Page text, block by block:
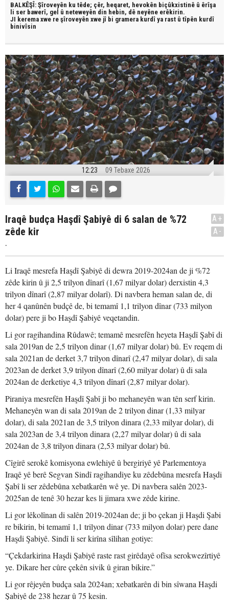
BALKÊŞÎ: Şîroveyên ku têde; çêr, heqaret, hevokên biçûkxistinê û êrîşa
li ser bawerî, gel û neteweyên din hebin, dê neyêne erêkirin.
JI kerema xwe re şîroveyên xwe jî bi gramera kurdî ya rast û tîpên kurdî
binivîsin
12:23 09 Tebaxe 2026
Iraqê budça Haşdî Şabiyê di 6 salan de %72
zêde kir
.
A+
A-
Li Iraqê mesrefa Haşdî Şabiyê di dewra 2019-2024an de ji %72
zêde kirin û ji 2,5 trilyon dînarî (1,67 milyar dolar) derxistin 4,3
trilyon dînarî (2,87 milyar dolarî). Di navbera heman salan de, di
her 4 qanûnên budçê de, bi temamî 1,1 trilyon dînar (733 milyon
dolar) pere ji bo Haşdî Şabiyê veqetandin.
Li gor ragihandina Rûdawê; temamê mesrefên heyeta Haşdî Şabî di
sala 2019an de 2,5 trilyon dinar (1,67 milyar dolar) bû. Ev reqem di
sala 2021an de derket 3,7 trilyon dînarî (2,47 milyar dolar), di sala
2023an de derket 3,9 trilyon dînarî (2,60 milyar dolar) û di sala
2024an de derketiye 4,3 trilyon dînarî (2,87 milyar dolar).
Piraniya mesrefên Haşdî Şabî ji bo mehaneyên wan tên serf kirin.
Mehaneyên wan di sala 2019an de 2 trilyon dinar (1,33 milyar
dolar), di sala 2021an de 3,5 trilyon dinara (2,33 milyar dolar), di
sala 2023an de 3,4 trilyon dinara (2,27 milyar dolar) û di sala
2024an de 3,8 trilyon dinara (2,53 milyar dolar) bû.
Cîgirê serokê komisyona ewlehiyê û bergiriyê yê Parlementoya
Iraqê yê berê Segvan Sindî ragihandiye ku zêdebûna mesrefa Haşdi
Şabî li ser zêdebûna xebatkarên wê ye. Di navbera salên 2023-
2025an de tenê 30 hezar kes li jimara xwe zêde kirine.
Li gor lêkolînan di salên 2019-2024an de; ji bo çekan ji Haşdi Şabi
re bikirin, bi temamî 1,1 trilyon dinar (733 milyon dolar) pere dane
Haşdi Şabiyê. Sindî li ser kirîna sîlihan gotiye:
“Çekdarkirina Haşdi Şabiyê raste rast girêdayê ofîsa serokwezîrtiyê
ye. Dikare her cûre çekên sivik û giran bikire.”
Li gor rêjeyên budça sala 2024an; xebatkarên di bin sîwana Haşdi
Şabiyê de 238 hezar û 75 kesin.